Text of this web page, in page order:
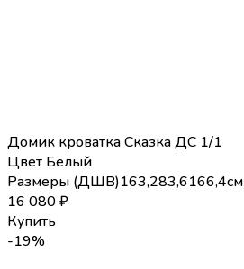
Домик кроватка Сказка ДС 1/1
Цвет Белый
Размеры (ДШВ)163,283,6166,4см
16 080₽
Купить
-19%